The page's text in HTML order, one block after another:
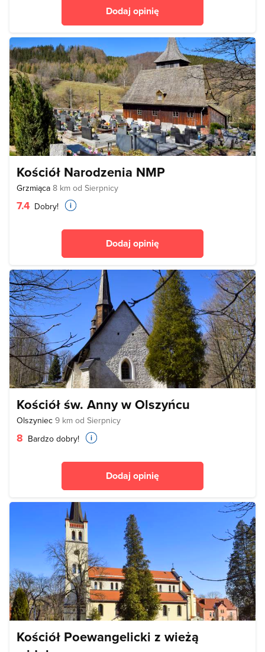
Dodaj opinię
Kościół Narodzenia NMP
Grzmiąca 8 km od Sierpnicy
7.4 Dobry!
Dodaj opinię
Kościół św. Anny w Olszyńcu
Olszyniec 9 km od Sierpnicy
8 Bardzo dobry!
Dodaj opinię
Kościół Poewangelicki z wieżą